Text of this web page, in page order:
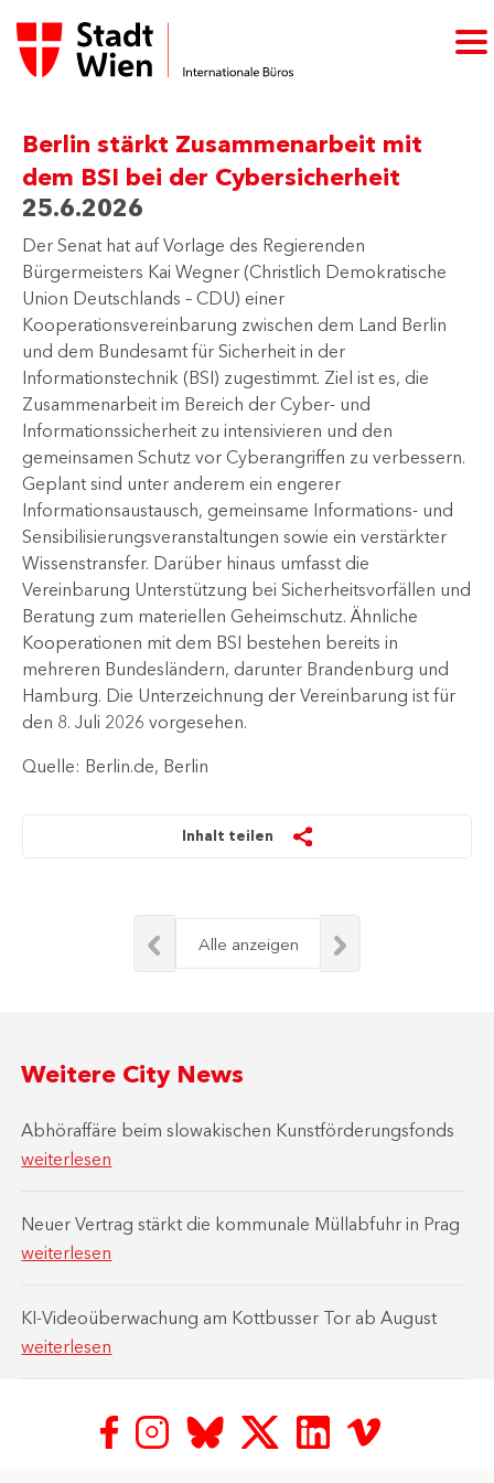
Berlin stärkt Zusammenarbeit mit
dem BSI bei der Cybersicherheit
25.6.2026
Der Senat hat auf Vorlage des Regierenden
Bürgermeisters Kai Wegner (Christlich Demokratische
Union Deutschlands – CDU) einer
Kooperationsvereinbarung zwischen dem Land Berlin
und dem Bundesamt für Sicherheit in der
Informationstechnik (BSI) zugestimmt. Ziel ist es, die
Zusammenarbeit im Bereich der Cyber- und
Informationssicherheit zu intensivieren und den
gemeinsamen Schutz vor Cyberangriffen zu verbessern.
Geplant sind unter anderem ein engerer
Informationsaustausch, gemeinsame Informations- und
Sensibilisierungsveranstaltungen sowie ein verstärkter
Wissenstransfer. Darüber hinaus umfasst die
Vereinbarung Unterstützung bei Sicherheitsvorfällen und
Beratung zum materiellen Geheimschutz. Ähnliche
Kooperationen mit dem BSI bestehen bereits in
mehreren Bundesländern, darunter Brandenburg und
Hamburg. Die Unterzeichnung der Vereinbarung ist für
den 8. Juli 2026 vorgesehen.
Quelle: Berlin.de, Berlin
Inhalt teilen
Alle anzeigen
Weitere City News
Abhöraffäre beim slowakischen Kunstförderungsfonds
weiterlesen
Neuer Vertrag stärkt die kommunale Müllabfuhr in Prag
weiterlesen
KI-Videoüberwachung am Kottbusser Tor ab August
weiterlesen